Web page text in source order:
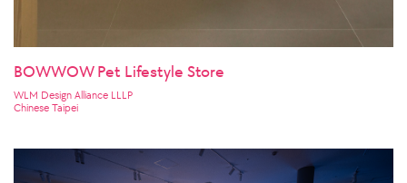
BOWWOW Pet Lifestyle Store
WLM Design Alliance LLLP
Chinese Taipei